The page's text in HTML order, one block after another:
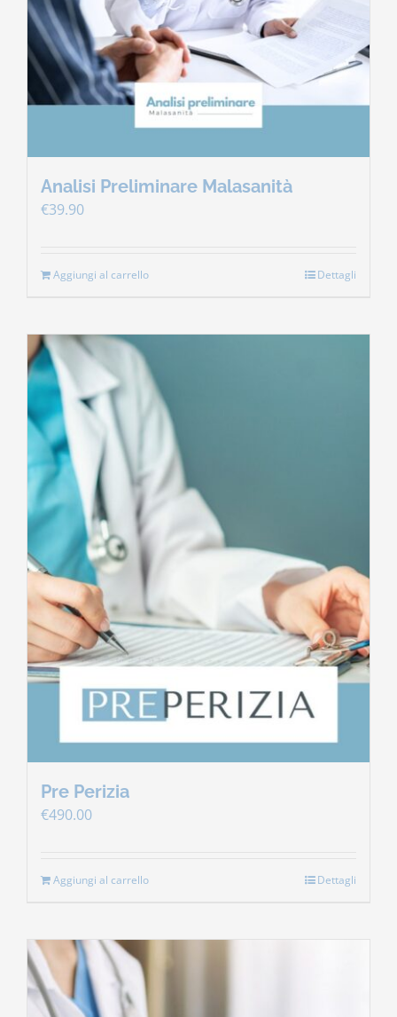
Contatti
Carrello
Analisi Preliminare Malasanità
€39.90
Aggiungi al carrello Dettagli
Pre Perizia
€490.00
Aggiungi al carrello Dettagli